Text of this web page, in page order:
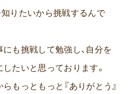
りたいから挑戦するんで
も挑戦して勉強し、自分を
たいと思っております。
もっともっと『ありがとう』